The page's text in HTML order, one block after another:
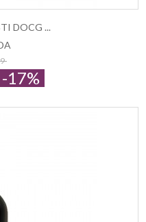
DOCG ...
-17%